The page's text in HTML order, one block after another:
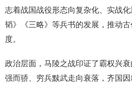
志着战国战役形态向复杂化、实战
韬》《三略》等兵书的发展，推动
度。
政治层面，马陵之战印证了霸权兴
强而骄、穷兵黩武走向衰落，齐国